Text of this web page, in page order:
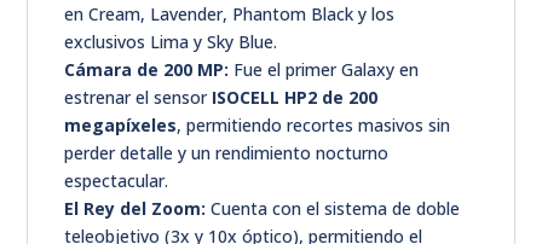
en Cream, Lavender, Phantom Black y los
exclusivos Lima y Sky Blue.
Cámara de 200 MP: Fue el primer Galaxy en
estrenar el sensor ISOCELL HP2 de 200
megapíxeles, permitiendo recortes masivos sin
perder detalle y un rendimiento nocturno
espectacular.
El Rey del Zoom: Cuenta con el sistema de doble
teleobjetivo (3x y 10x óptico), permitiendo el